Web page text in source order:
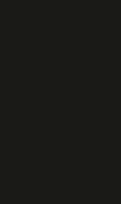
x Fluminense pelo